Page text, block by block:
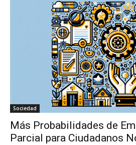
Sociedad
Más Probabilidades de
Parcial para Ciudadanos